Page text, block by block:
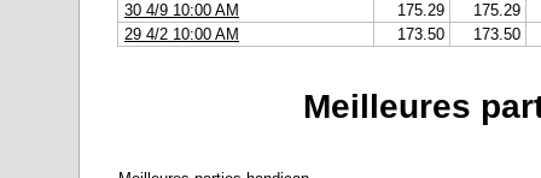
30 4/9 10:00 AM
175.29
175.29
29 4/2 10:00 AM
173.50 173.50
Meilleures